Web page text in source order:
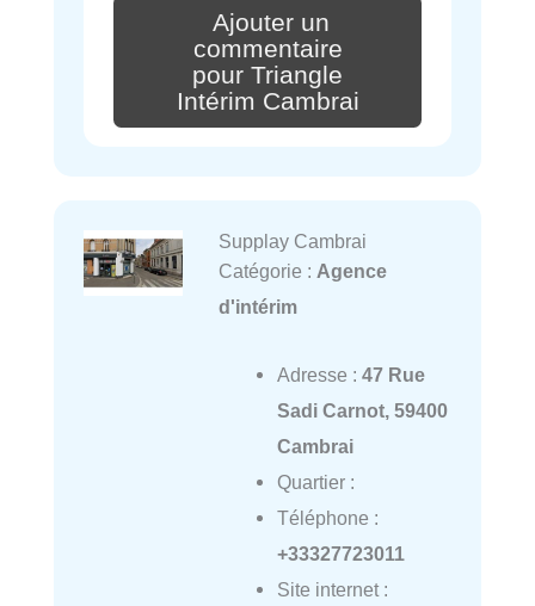
Ajouter un
commentaire
pour Triangle
Intérim Cambrai
Supplay Cambrai
Catégorie : Agence
d'intérim
Adresse : 47 Rue
Sadi Carnot, 59400
Cambrai
Quartier :
Téléphone :
+33327723011
Site internet :